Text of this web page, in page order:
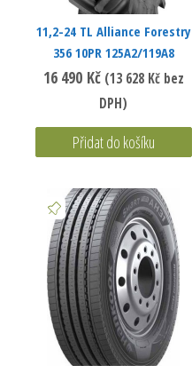
11,2-24 TL Alliance Forestry
356 10PR 125A2/119A8
16 490 Kč (13 628 Kčbez
DPH)
Přidat do košíku